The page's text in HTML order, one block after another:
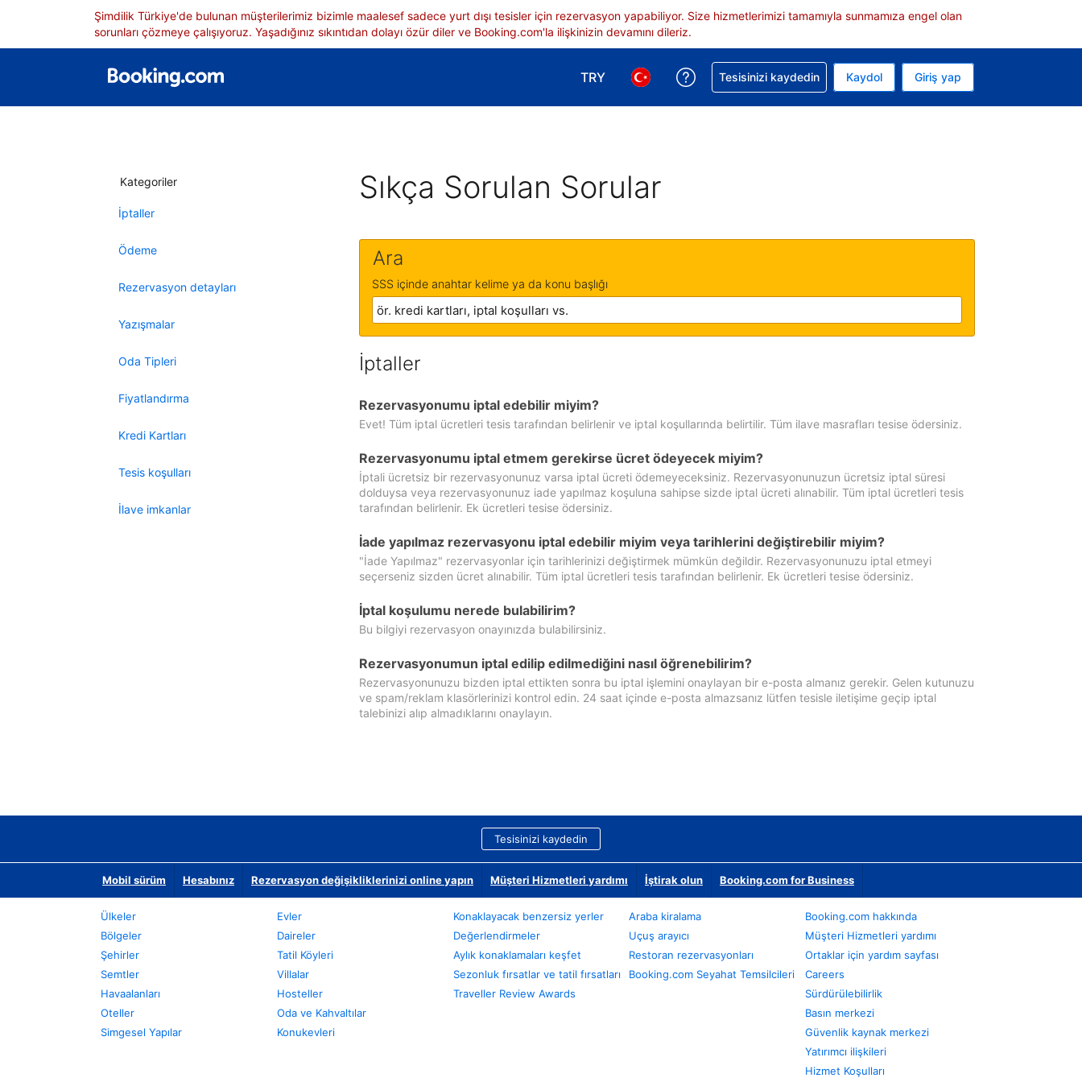
Şimdilik Türkiye'de bulunan müşterilerimiz bizimle maalesef sadece yurt dışı tesisler için rezervasyon yapabiliyor. Size hizmetlerimizi tamamıyla sunmamıza engel olan
sorunları çözmeye çalışıyoruz. Yaşadığınız sıkıntıdan dolayı özür diler ve Booking.com'la ilişkinizin devamını dileriz.
TRY
Para birimi seçimi yap. Mevcut para biriminiz Türk lirası
Dil seçimi yap. Mevcut diliniz Türkçe
Rezervasyonunuzla ilgili yardım alın
Tesisinizi kaydedin Kaydol Giriş yap
Kategoriler
İptaller
Ödeme
Rezervasyon detayları
Yazışmalar
Oda Tipleri
Fiyatlandırma
Kredi Kartları
Tesis koşulları
İlave imkanlar
Sıkça Sorulan Sorular
Ara
SSS içinde anahtar kelime ya da konu başlığı
İptaller
Rezervasyonumu iptal edebilir miyim?
Evet! Tüm iptal ücretleri tesis tarafından belirlenir ve iptal koşullarında belirtilir. Tüm ilave masrafları tesise ödersiniz.
Rezervasyonumu iptal etmem gerekirse ücret ödeyecek miyim?
İptali ücretsiz bir rezervasyonunuz varsa iptal ücreti ödemeyeceksiniz. Rezervasyonunuzun ücretsiz iptal süresi
dolduysa veya rezervasyonunuz iade yapılmaz koşuluna sahipse sizde iptal ücreti alınabilir. Tüm iptal ücretleri tesis
tarafından belirlenir. Ek ücretleri tesise ödersiniz.
İade yapılmaz rezervasyonu iptal edebilir miyim veya tarihlerini değiştirebilir miyim?
"İade Yapılmaz" rezervasyonlar için tarihlerinizi değiştirmek mümkün değildir. Rezervasyonunuzu iptal etmeyi
seçerseniz sizden ücret alınabilir. Tüm iptal ücretleri tesis tarafından belirlenir. Ek ücretleri tesise ödersiniz.
İptal koşulumu nerede bulabilirim?
Bu bilgiyi rezervasyon onayınızda bulabilirsiniz.
Rezervasyonumun iptal edilip edilmediğini nasıl öğrenebilirim?
Rezervasyonunuzu bizden iptal ettikten sonra bu iptal işlemini onaylayan bir e-posta almanız gerekir. Gelen kutunuzu
ve spam/reklam klasörlerinizi kontrol edin. 24 saat içinde e-posta almazsanız lütfen tesisle iletişime geçip iptal
talebinizi alıp almadıklarını onaylayın.
Tesisinizi kaydedin
Mobil sürüm Hesabınız Rezervasyon değişikliklerinizi online yapın Müşteri Hizmetleri yardımı İştirak olun Booking.com for Business
Ülkeler
Bölgeler
Şehirler
Semtler
Havaalanları
Oteller
Simgesel Yapılar
Evler
Daireler
Tatil Köyleri
Villalar
Hosteller
Oda ve Kahvaltılar
Konukevleri
Konaklayacak benzersiz yerler
Değerlendirmeler
Aylık konaklamaları keşfet
Sezonluk fırsatlar ve tatil fırsatları
Traveller Review Awards
Araba kiralama
Uçuş arayıcı
Restoran rezervasyonları
Booking.com Seyahat Temsilcileri
Booking.com hakkında
Müşteri Hizmetleri yardımı
Ortaklar için yardım sayfası
Careers
Sürdürülebilirlik
Basın merkezi
Güvenlik kaynak merkezi
Yatırımcı ilişkileri
Hizmet Koşulları